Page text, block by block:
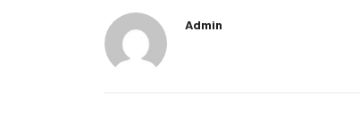
Admin